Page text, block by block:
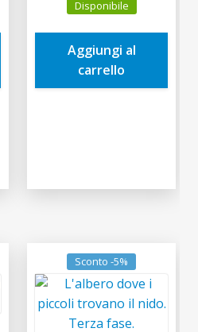
originale
era:
2,90€.
è:
Disponibile
Aggiungi al
carrello
Sconto -5%